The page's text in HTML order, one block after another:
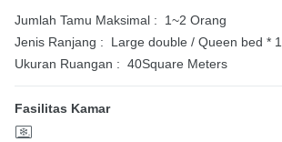
Jumlah Tamu Maksimal :
1~2 Orang
Jenis Ranjang :
Large double / Queen bed * 1
Ukuran Ruangan : 40Square Meters
Fasilitas Kamar